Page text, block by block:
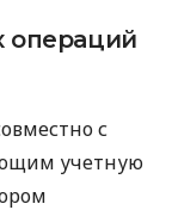
операций
с
учетную